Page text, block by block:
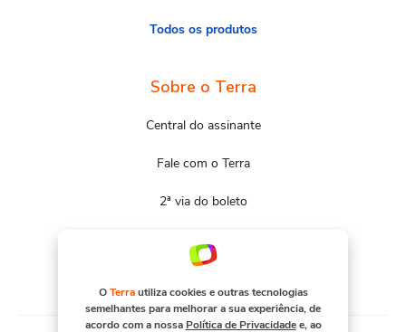
Todos os produtos
Sobre o Terra
Central do assinante
Fale com o Terra
2ª via do boleto
OTerrautiliza cookies e outras tecnologias
semelhantes para melhorar a sua experiência, de
acordo com a nossa Política de Privacidadee, ao